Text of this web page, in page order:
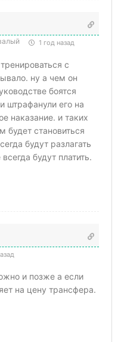
1 год назад
с
ну а чем он
боятся
штрафанули его на
наказание. и таких
будет становиться
будут разлагать
будут платить.
и позже а если
на цену трансфера.